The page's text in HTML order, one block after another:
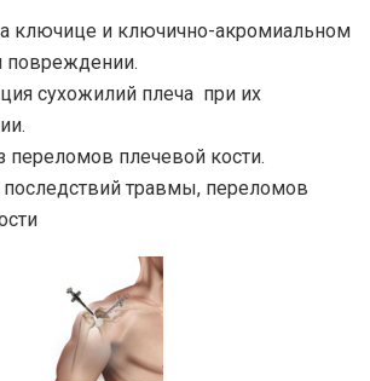
ключице и ключично-акромиальном
повреждении.
сухожилий плеча при их
переломов плечевой кости.
последствий травмы, переломов